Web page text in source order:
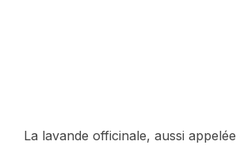
La lavande officinale, aussi